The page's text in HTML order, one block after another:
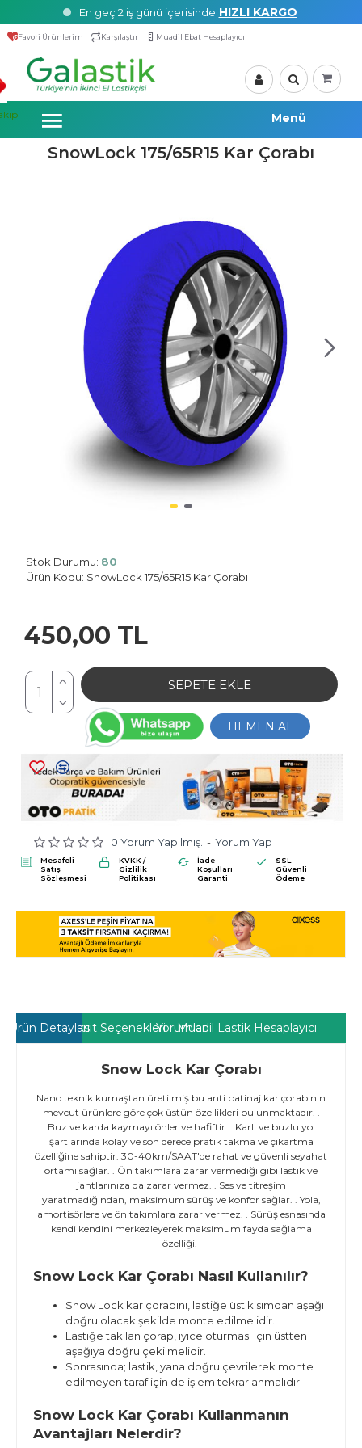
En geç 2 iş günü içerisinde HIZLI KARGO
Favori Ürünlerim Karşılaştır Muadil Ebat Hesaplayıcı
SnowLock 175/65R15 Kar Çorabı
Stok Durumu: 80
Ürün Kodu: SnowLock 175/65R15 Kar Çorabı
0 Yorum Yapılmış. - Yorum Yap
450,00 TL
SEPETE EKLE
HEMEN AL
Planet: 0
Mesafeli
Satış
Sözleşmesi
KVKK /
Gizlilik
Politikası
İade
Koşulları
Garanti
SSL
Güvenli
Ödeme
Ürün DetaylarıTaksit SeçenekleriYorumlar
Muadil Lastik Hesaplayıcı
Snow Lock Kar Çorabı
Nano teknik kumaştan üretilmiş bu anti patinaj kar çorabının
mevcut ürünlere göre çok üstün özellikleri bulunmaktadır. .
Buz ve karda kaymayı önler ve hafiftir. . Karlı ve buzlu yol
şartlarında kolay ve son derece pratik takma ve çıkartma
özelliğine sahiptir. 30-40km/SAAT'de rahat ve güvenli seyahat
ortamı sağlar. . Ön takımlara zarar vermediği gibi lastik ve
jantlarınıza da zarar vermez. . Ses ve titreşim
yaratmadığından, maksimum sürüş ve konfor sağlar. . Yola,
amortisörlere ve ön takımlara zarar vermez. . Sürüş esnasında
kendi kendini merkezleyerek maksimum fayda sağlama
özelliği.
Snow Lock Kar Çorabı Nasıl Kullanılır?
Snow Lock kar çorabını, lastiğe üst kısımdan aşağı
doğru olacak şekilde monte edilmelidir.
Lastiğe takılan çorap, iyice oturması için üstten
aşağıya doğru çekilmelidir.
Sonrasında; lastik, yana doğru çevrilerek monte
edilmeyen taraf için de işlem tekrarlanmalıdır.
Snow Lock Kar Çorabı Kullanmanın
Avantajları Nelerdir?